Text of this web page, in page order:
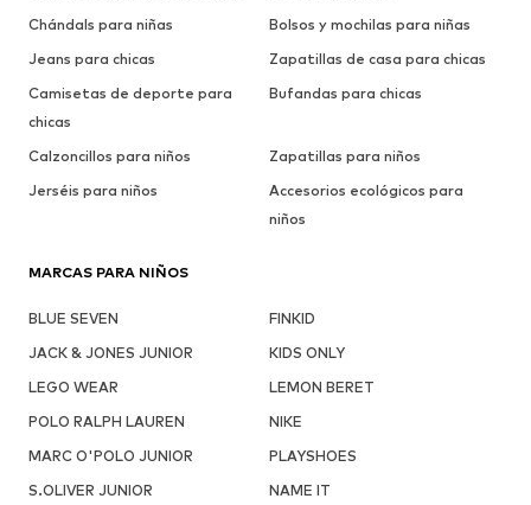
Chándals para niñas
Bolsos y mochilas para niñas
Jeans para chicas
Zapatillas de casa para chicas
Camisetas de deporte para
chicas
Bufandas para chicas
Calzoncillos para niños
Zapatillas para niños
Jerséis para niños
Accesorios ecológicos para
niños
MARCAS PARA NIÑOS
BLUE SEVEN
FINKID
JACK & JONES JUNIOR
KIDS ONLY
LEGO WEAR
LEMON BERET
POLO RALPH LAUREN
NIKE
MARC O'POLO JUNIOR
PLAYSHOES
S.OLIVER JUNIOR
NAME IT